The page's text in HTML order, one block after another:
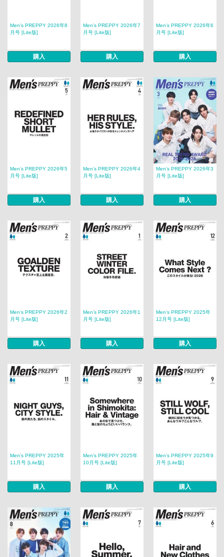
Men’s PREPPY 2026年8
月号 [Lite版]
購入
Men’s PREPPY 2026年7
月号 [Lite版]
購入
Men’s PREPPY 2026年6
月号 [Lite版]
購入
Men’s PREPPY 2026年5
月号 [Lite版]
購入
Men’s PREPPY 2026年4
月号 [Lite版]
購入
Men’s PREPPY 2026年3
月号 [Lite版]
購入
Men’s PREPPY 2026年2
月号 [Lite版]
購入
Men’s PREPPY 2026年1
月号 [Lite版]
購入
Men’s PREPPY 2025年
12月号 [Lite版]
購入
Men’s PREPPY 2025年
11月号 [Lite版]
購入
Men’s PREPPY 2025年
10月号 [Lite版]
購入
Men’s PREPPY 2025年9
月号 [Lite版]
購入